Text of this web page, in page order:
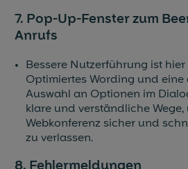
7. Pop-Up-Fenster zum
Anrufs
Bessere Nutzerführung ist
Optimiertes Wording und eine
Auswahl an Optionen im
klare und verständliche Wege,
Webkonferenz sicher und
zu verlassen.
8. Fehlermeldungen